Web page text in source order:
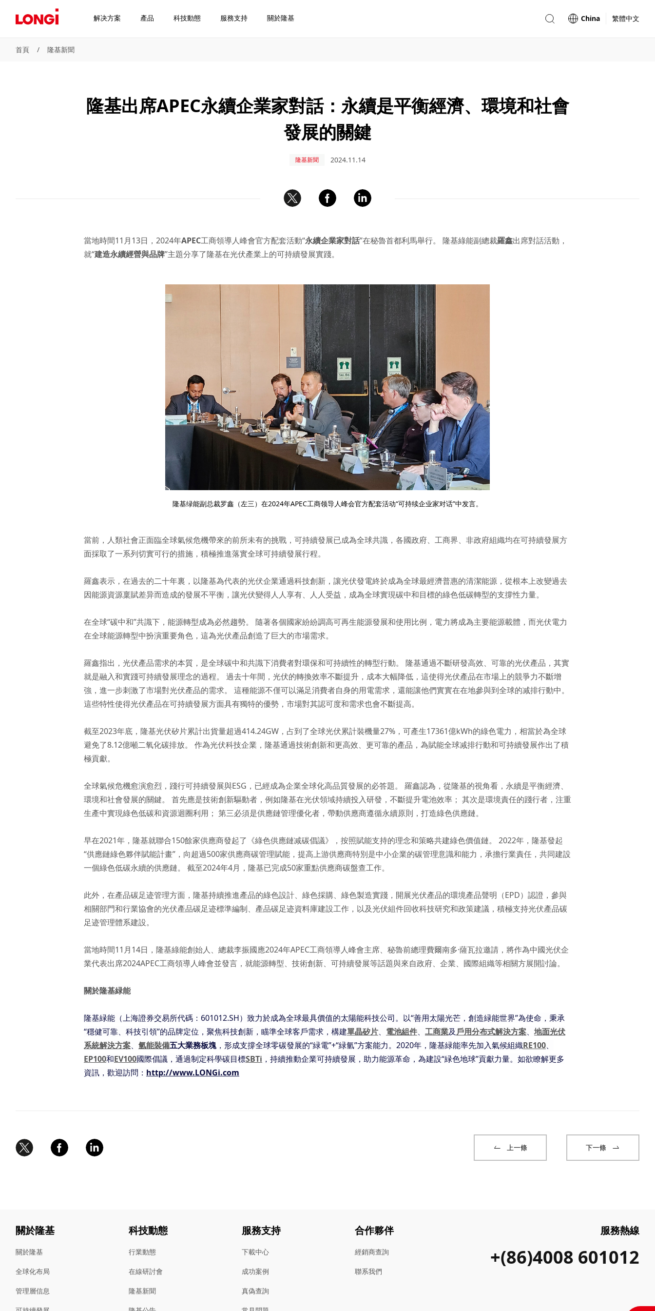
解决方案 產品 科技動態 服務支持 關於隆基 China 繁體中文
首頁 / 隆基新聞
隆基出席APEC永續企業家對話：永續是平衡經濟、環境和社會
發展的關鍵
隆基新聞 2024.11.14
當地時間11月13日，2024年APEC工商領導人峰會官方配套活動“永續企業家對話”在秘魯首都利馬舉行。 隆基綠能副總裁羅鑫出席對話活動，
就“建造永續經營與品牌”主題分享了隆基在光伏產業上的可持續發展實踐。
隆基绿能副总裁罗鑫（左三）在2024年APEC工商领导人峰会官方配套活动“可持续企业家对话”中发言。
當前，人類社會正面臨全球氣候危機帶來的前所未有的挑戰，可持續發展已成為全球共識，各國政府、工商界、非政府組織均在可持續發展方
面採取了一系列切實可行的措施，積極推進落實全球可持續發展行程。
羅鑫表示，在過去的二十年裏，以隆基為代表的光伏企業通過科技創新，讓光伏發電終於成為全球最經濟普惠的清潔能源，從根本上改變過去
因能源資源稟賦差异而造成的發展不平衡，讓光伏變得人人享有、人人受益，成為全球實現碳中和目標的綠色低碳轉型的支撐性力量。
在全球“碳中和”共識下，能源轉型成為必然趨勢。 隨著各個國家紛紛調高可再生能源發展和使用比例，電力將成為主要能源載體，而光伏電力
在全球能源轉型中扮演重要角色，這為光伏產品創造了巨大的市場需求。
羅鑫指出，光伏產品需求的本質，是全球碳中和共識下消費者對環保和可持續性的轉型行動。 隆基通過不斷研發高效、可靠的光伏產品，其實
就是融入和實踐可持續發展理念的過程。 過去十年間，光伏的轉換效率不斷提升，成本大幅降低，這使得光伏產品在市場上的競爭力不斷增
強，進一步刺激了市場對光伏產品的需求。 這種能源不僅可以滿足消費者自身的用電需求，還能讓他們實實在在地參與到全球的减排行動中。
這些特性使得光伏產品在可持續發展方面具有獨特的優勢，市場對其認可度和需求也會不斷提高。
截至2023年底，隆基光伏矽片累計出貨量超過414.24GW，占到了全球光伏累計裝機量27%，可產生17361億kWh的綠色電力，相當於為全球
避免了8.12億噸二氧化碳排放。 作為光伏科技企業，隆基通過技術創新和更高效、更可靠的產品，為賦能全球减排行動和可持續發展作出了積
極貢獻。
全球氣候危機愈演愈烈，踐行可持續發展與ESG，已經成為企業全球化高品質發展的必答題。 羅鑫認為，從隆基的視角看，永續是平衡經濟、
環境和社會發展的關鍵。 首先應是技術創新驅動者，例如隆基在光伏領域持續投入研發，不斷提升電池效率； 其次是環境責任的踐行者，注重
生產中實現綠色低碳和資源迴圈利用； 第三必須是供應鏈管理優化者，帶動供應商遵循永續原則，打造綠色供應鏈。
早在2021年，隆基就聯合150餘家供應商發起了《綠色供應鏈减碳倡議》，按照賦能支持的理念和策略共建綠色價值鏈。 2022年，隆基發起
“供應鏈綠色夥伴賦能計畫”，向超過500家供應商碳管理賦能，提高上游供應商特別是中小企業的碳管理意識和能力，承擔行業責任，共同建設
一個綠色低碳永續的供應鏈。 截至2024年4月，隆基已完成50家重點供應商碳盤查工作。
此外，在產品碳足迹管理方面，隆基持續推進產品的綠色設計、綠色採購、綠色製造實踐，開展光伏產品的環境產品聲明（EPD）認證，參與
相關部門和行業協會的光伏產品碳足迹標準編制、產品碳足迹資料庫建設工作，以及光伏組件回收科技研究和政策建議，積極支持光伏產品碳
足迹管理體系建設。
當地時間11月14日，隆基綠能創始人、總裁李振國應2024年APEC工商領導人峰會主席、秘魯前總理費爾南多·薩瓦拉邀請，將作為中國光伏企
業代表出席2024APEC工商領導人峰會並發言，就能源轉型、技術創新、可持續發展等話題與來自政府、企業、國際組織等相關方展開討論。
關於隆基緑能
隆基緑能（上海證券交易所代碼：601012.SH）致力於成為全球最具價值的太陽能科技公司。以“善用太陽光芒，創造緑能世界”為使命，秉承
“穩健可靠、科技引領”的品牌定位，聚焦科技創新，瞄準全球客戶需求，構建單晶矽片、 電池組件、 工商業及戶用分布式解決方案、 地面光伏
系統解決方案、 氫能裝備五大業務板塊 ，形成支撐全球零碳發展的“緑電”+“緑氫”方案能力。2020年，隆基緑能率先加入氣候組織RE100、
EP100和EV100國際倡議，通過制定科學碳目標SBTi ，持續推動企業可持續發展，助力能源革命，為建設“緑色地球”貢獻力量。如欲瞭解更多
資訊，歡迎訪問： http://www.LONGi.com
上一條 下一條
關於隆基
關於隆基
全球化布局
管理層信息
科技動態
行業動態
在線研討會
隆基新聞
服務支持
下載中心
成功案例
真偽查詢
合作夥伴
經銷商查詢
聯系我們
服務熱線
+(86)4008 601012